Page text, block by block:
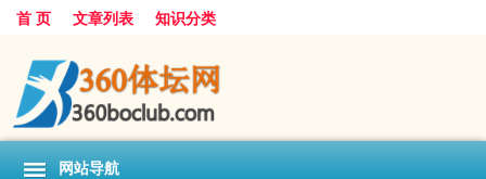
首 页 文章列表 知识分类
网站导航